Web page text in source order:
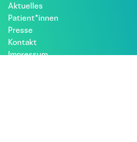
Aktuelles
Patient*innen
Presse
Kontakt
Impressum